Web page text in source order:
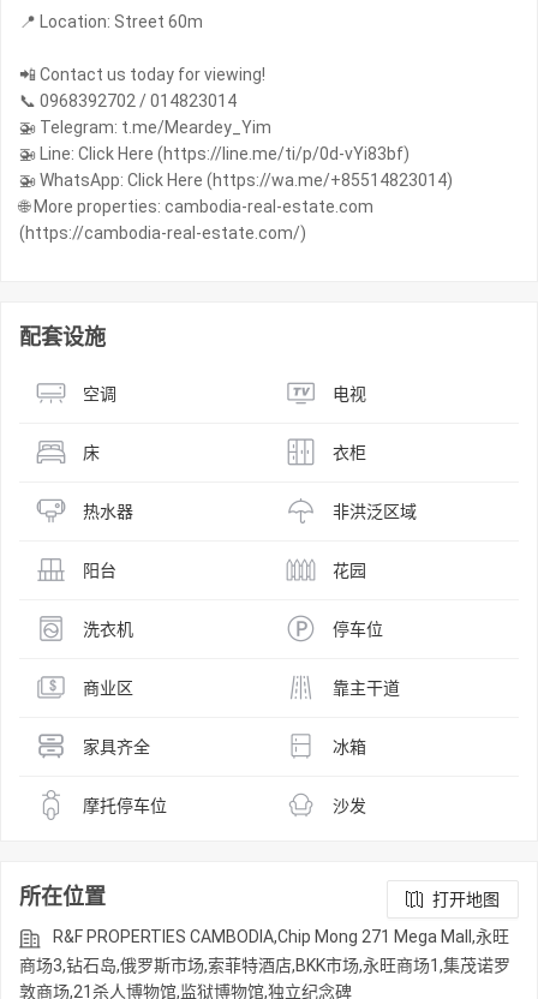
📍 Location: Street 60m
📲 Contact us today for viewing!
📞 0968392702 / 014823014
🚁 Telegram: t.me/Meardey_Yim
🚁 Line: Click Here (https://line.me/ti/p/0d-vYi83bf)
🚁 WhatsApp: Click Here (https://wa.me/+85514823014)
🌐 More properties: cambodia-real-estate.com
(https://cambodia-real-estate.com/)
配套设施
空调 电视
床 衣柜
热水器 非洪泛区域
阳台 花园
洗衣机 停车位
商业区 靠主干道
家具齐全 冰箱
摩托停车位 沙发
所在位置
打开地图
R&F PROPERTIES CAMBODIA,Chip Mong 271 Mega Mall,永旺
商场3,钻石岛,俄罗斯市场,索菲特酒店,BKK市场,永旺商场1,集茂诺罗
敦商场,21杀人博物馆,监狱博物馆,独立纪念碑